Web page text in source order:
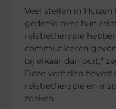
Veel stellen in
gedeeld over hun
relatietherapie
communiceren
bij elkaar dan ooit,”
Deze verhalen
relatietherapie en
zoeken.